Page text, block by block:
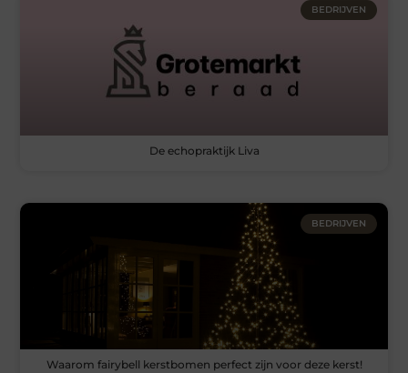
BEDRIJVEN
De echopraktijk Liva
BEDRIJVEN
Waarom fairybell kerstbomen perfect zijn voor deze kerst!